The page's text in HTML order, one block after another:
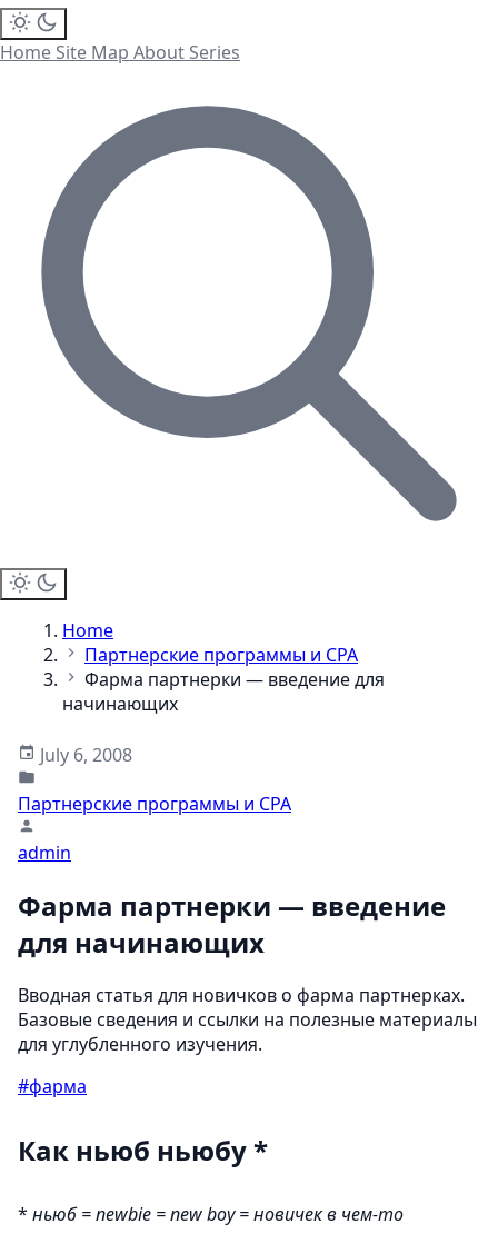
Home Site Map About Series
Home
Партнерские программы и CPA
Фарма партнерки — введение для
начинающих
July 6, 2008
Партнерские программы и CPA
admin
Фарма партнерки — введение
для начинающих
Вводная статья для новичков о фарма партнерках.
Базовые сведения и ссылки на полезные материалы
для углубленного изучения.
#фарма
Как ньюб ньюбу *
* ньюб = newbie = new boy = новичек в чем-то